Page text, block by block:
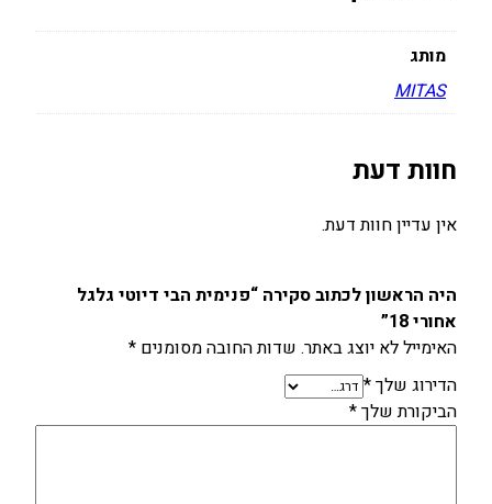
ו
1
מותג
MITAS
חוות דעת
אין עדיין חוות דעת.
היה הראשון לכתוב סקירה “פנימית הבי דיוטי גלגל
אחורי 18”
האימייל לא יוצג באתר. שדות החובה מסומנים *
הדירוג שלך*
הביקורת שלך*